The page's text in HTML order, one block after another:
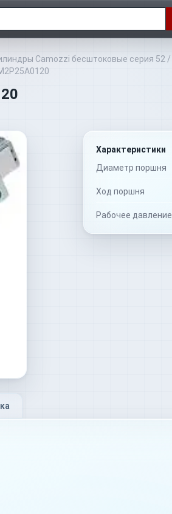
Camozzi бесштоковые серия 52 /
Характеристики
Диаметр поршня
Ход поршня
Рабочее давление